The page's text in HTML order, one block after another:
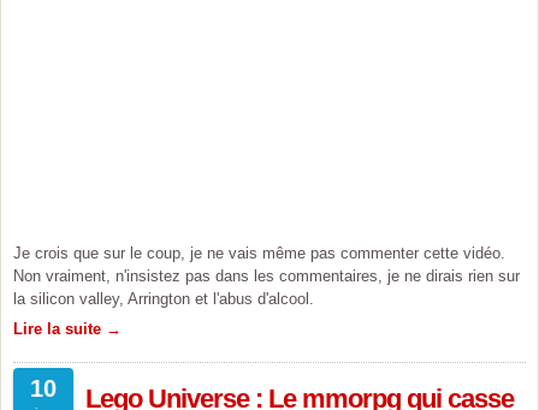
Je crois que sur le coup, je ne vais même pas commenter cette vidéo.
Non vraiment, n'insistez pas dans les commentaires, je ne dirais rien sur
la silicon valley, Arrington et l'abus d'alcool.
Lire la suite →
10 Lego Universe : Le mmorpg qui casse